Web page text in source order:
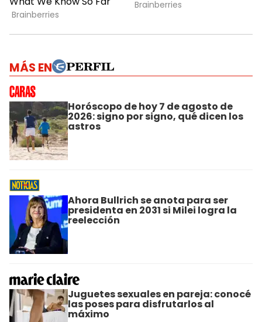
MÁS EN
Horóscopo de hoy 7 de agosto de
2026: signo por signo, qué dicen los
astros
Ahora Bullrich se anota para ser
presidenta en 2031 si Milei logra la
reelección
Juguetes sexuales en pareja: conocé
las poses para disfrutarlos al
máximo